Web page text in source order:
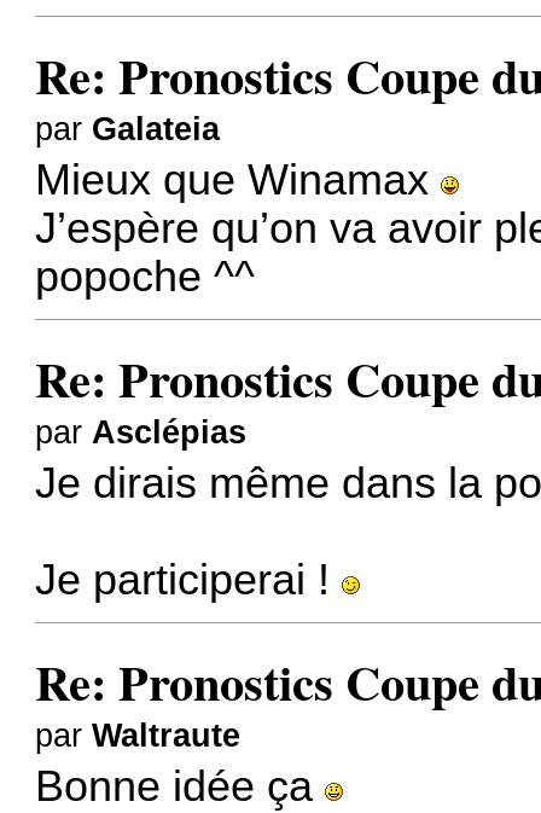
Re: Pronostics Coupe
par Galateia
Mieux que Winamax
J’espère qu’on va avoir
popoche ^^
Re: Pronostics Coupe
par Asclépias
Je dirais même dans la
Je participerai !
Re: Pronostics Coupe
parWaltraute
Bonne idée ça